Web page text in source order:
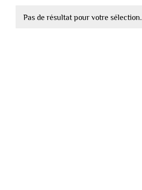
Pas de résultat pour votre sélection.